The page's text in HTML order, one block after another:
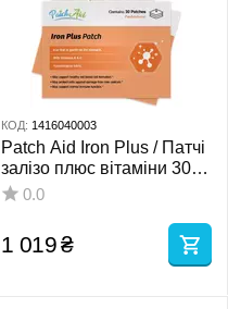
КОД: 1416040003
Patch Aid Iron Plus / Патчі
залізо плюс вітаміни 30
шт.0.0
1 019₴